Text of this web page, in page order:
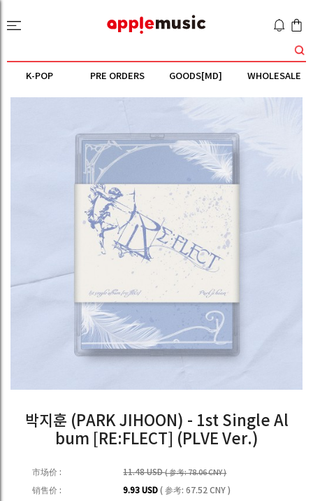
K-POP PRE ORDERS GOODS[MD] WHOLESALE
박지훈 (PARK JIHOON) - 1st Single Al
bum [RE:FLECT] (PLVE Ver.)
市场价 : 11.48 USD( 参考: 78.06 CNY )
销售价 : 9.93 USD( 参考: 67.52 CNY )